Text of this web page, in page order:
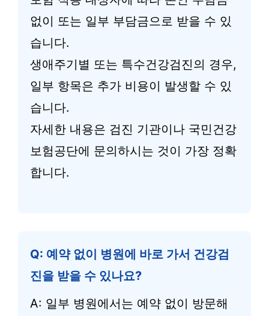
없이 또는 일부 부담금으로 받을 수 있
습니다.
생애주기별 또는 특수건강검진의 경우,
일부 항목은 추가 비용이 발생할 수 있
습니다.
자세한 내용은 검진 기관이나 국민건강
보험공단에 문의하시는 것이 가장 정확
합니다.
Q: 예약 없이 병원에 바로 가서 건강검
진을 받을 수 있나요?
A: 일부 병원에서는 예약 없이 방문해